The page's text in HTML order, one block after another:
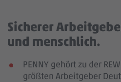
Sicherer
und menschlich.
PENNY gehört zu der
größten Arbeitgeber